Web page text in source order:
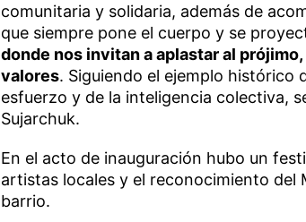
comunitaria y solidaria, además de
que siempre pone el cuerpo y se
donde nos invitan a aplastar al
valores. Siguiendo el ejemplo histórico
esfuerzo y de la inteligencia colectiva,
Sujarchuk.
En el acto de inauguración hubo un
artistas locales y el reconocimiento del
barrio.